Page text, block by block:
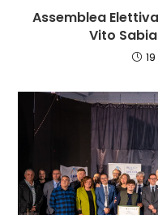
Assemblea
Vito